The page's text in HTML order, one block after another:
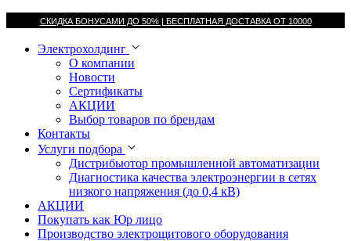
СКИДКА БОНУСАМИ ДО 50% | БЕСПЛАТНАЯ ДОСТАВКА ОТ 10000
Электрохолдинг
О компании
Новости
Сертификаты
АКЦИИ
Выбор товаров по брендам
Контакты
Услуги подбора
Дистрибьютор промышленной автоматизации
Диагностика качества электроэнергии в сетях
низкого напряжения (до 0,4 кВ)
АКЦИИ
Покупать как Юр лицо
Производство электрощитового оборудования